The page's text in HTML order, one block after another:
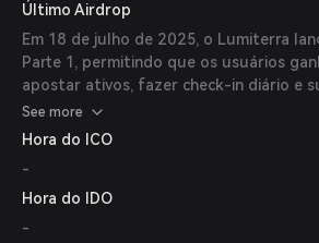
Último Airdrop
Em 18 de julho de 2025, o Lumiterra
Parte 1, permitindo que os usuários
apostar ativos, fazer check-in diário e
Kaitto Yappers. (
See more
Hora do ICO
-
Hora do IDO
-